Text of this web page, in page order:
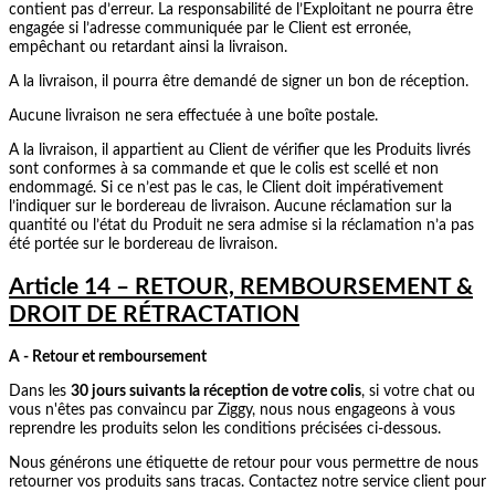
contient pas d’erreur. La responsabilité de l’Exploitant ne pourra être
engagée si l’adresse communiquée par le Client est erronée,
empêchant ou retardant ainsi la livraison.
A la livraison, il pourra être demandé de signer un bon de réception.
Aucune livraison ne sera effectuée à une boîte postale.
A la livraison, il appartient au Client de vérifier que les Produits livrés
sont conformes à sa commande et que le colis est scellé et non
endommagé. Si ce n’est pas le cas, le Client doit impérativement
l’indiquer sur le bordereau de livraison. Aucune réclamation sur la
quantité ou l’état du Produit ne sera admise si la réclamation n’a pas
été portée sur le bordereau de livraison.
Article 14 – RETOUR, REMBOURSEMENT &
DROIT DE RÉTRACTATION
A - Retour et remboursement
Dans les 30 jours suivants la réception de votre colis, si votre chat ou
vous n'êtes pas convaincu par Ziggy, nous nous engageons à vous
reprendre les produits selon les conditions précisées ci-dessous.
Nous générons une étiquette de retour pour vous permettre de nous
retourner vos produits sans tracas. Contactez notre service client pour